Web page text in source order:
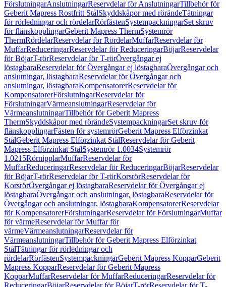
FörslutningarAnslutningarReservdelar för AnslutningarTillbehör för
Geberit Mapress Rostfritt StålSkyddskåpor med rörändeTätningar
för rörledningar och rördelarRörfästenSystempackningarSet skruv
för flänskopplingarGeberit Mapress ThermSystemrör
ThermRördelarReservdelar för RördelarMuffarReservdelar för
MuffarReduceringarReservdelar för ReduceringarBöjarReservdelar
för BöjarT-rörReservdelar för T-rörÖvergångar ej
löstagbaraReservdelar för Övergångar ej löstagbaraÖvergångar och
anslutningar, löstagbaraReservdelar för Övergångar och
anslutningar, löstagbaraKompensatorerReservdelar för
KompensatorerFörslutningarReservdelar för
FörslutningarVärmeanslutningarReservdelar för
VärmeanslutningarTillbehör för Geberit Mapress
ThermSkyddskåpor med rörändeSystempackningarSet skruv för
flänskopplingarFästen för systemrörGeberit Mapress Elförzinkat
StålGeberit Mapress Elförzinkat StålReservdelar för Geberit
Mapress Elförzinkat StålSystemrör 1.0034Systemrör
1.0215RörnipplarMuffarReservdelar för
MuffarReduceringarReservdelar för ReduceringarBöjarReservdelar
för BöjarT-rörReservdelar för T-rörKorsrörReservdelar för
KorsrörÖvergångar ej löstagbaraReservdelar för Övergångar ej
löstagbaraÖvergångar och anslutningar, löstagbaraReservdelar för
Övergångar och anslutningar, löstagbaraKompensatorerReservdelar
för KompensatorerFörslutningarReservdelar för FörslutningarMuffar
för värmeReservdelar för Muffar för
värmeVärmeanslutningarReservdelar för
VärmeanslutningarTillbehör för Geberit Mapress Elförzinkat
StålTätningar för rörledningar och
rördelarRörfästenSystempackningarGeberit Mapress KopparGeberit
Mapress KopparReservdelar för Geberit Mapress
KopparMuffarReservdelar för MuffarReduceringarReservdelar för
ReduceringarBöjarReservdelar för BöjarT-rörReservdelar för T-